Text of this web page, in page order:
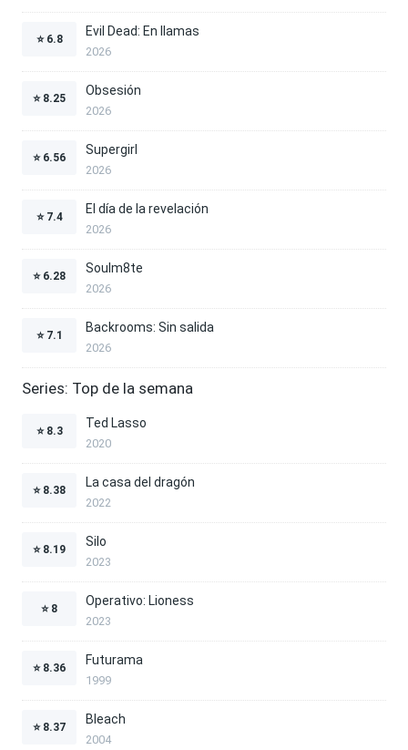
⭐ 6.8
Evil Dead: En llamas
2026
⭐ 8.25
Obsesión
2026
⭐ 6.56
Supergirl
2026
⭐ 7.4
El día de la revelación
2026
⭐ 6.28
Soulm8te
2026
⭐ 7.1
Backrooms: Sin salida
2026
Series: Top de la semana
⭐ 8.3
Ted Lasso
2020
⭐ 8.38
La casa del dragón
2022
⭐ 8.19
Silo
2023
⭐ 8
Operativo: Lioness
2023
⭐ 8.36
Futurama
1999
⭐ 8.37
Bleach
2004